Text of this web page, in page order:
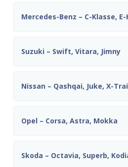
Mercedes-Benz – C-Klasse, E-
Suzuki – Swift, Vitara, Jimny
Nissan – Qashqai, Juke, X-
Opel – Corsa, Astra, Mokka
Skoda – Octavia, Superb,